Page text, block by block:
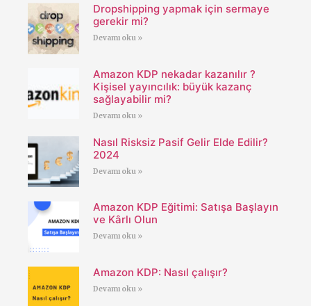
Dropshipping yapmak için sermaye
gerekir mi?
Devamı oku »
Amazon KDP nekadar kazanılır ?
Kişisel yayıncılık: büyük kazanç
sağlayabilir mi?
Devamı oku »
Nasıl Risksiz Pasif Gelir Elde Edilir?
2024
Devamı oku »
Amazon KDP Eğitimi: Satışa Başlayın
ve Kârlı Olun
Devamı oku »
Amazon KDP: Nasıl çalışır?
Devamı oku »